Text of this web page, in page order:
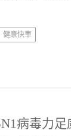
健康快車
病毒力足